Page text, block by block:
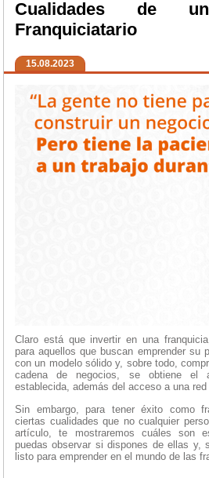
Cualidades de
Franquiciatario
15.08.2023
Claro está que invertir en una
para aquellos que buscan emprender su
con un modelo sólido y, sobre todo,
cadena de negocios, se obtiene el
establecida, además del acceso a una
Sin embargo, para tener éxito como
ciertas cualidades que no cualquier
artículo, te mostraremos cuáles son
puedas observar si dispones de ellas y,
listo para emprender en el mundo de las